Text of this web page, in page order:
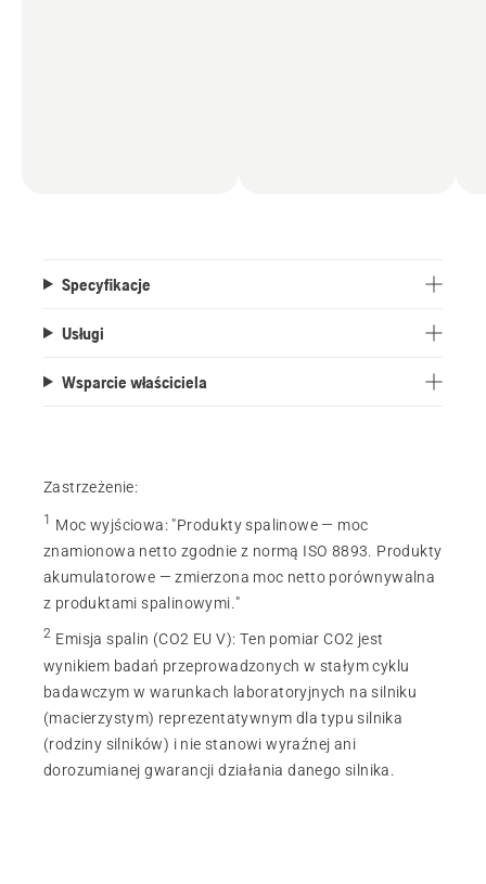
Specyfikacje
Usługi
Wsparcie właściciela
Zastrzeżenie:
1 Moc wyjściowa: "Produkty spalinowe — moc
znamionowa netto zgodnie z normą ISO 8893. Produkty
akumulatorowe — zmierzona moc netto porównywalna
z produktami spalinowymi."
2 Emisja spalin (CO2 EU V): Ten pomiar CO2 jest
wynikiem badań przeprowadzonych w stałym cyklu
badawczym w warunkach laboratoryjnych na silniku
(macierzystym) reprezentatywnym dla typu silnika
(rodziny silników) i nie stanowi wyraźnej ani
dorozumianej gwarancji działania danego silnika.